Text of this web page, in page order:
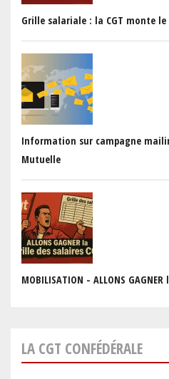
Grille salariale : la CGT monte
Information sur campagne
Mutuelle
MOBILISATION - ALLONS
LA CGT CONFÉDÉRALE